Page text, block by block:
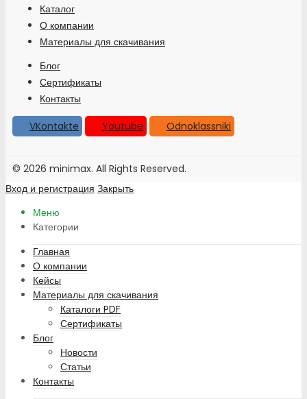
Каталог
О компании
Материалы для скачивания
Блог
Сертификаты
Контакты
VKontakte
Youtube Odnoklassniki
© 2026 minimax. All Rights Reserved.
Вход и регистрация Закрыть
Меню
Категории
Главная
О компании
Кейсы
Материалы для скачивания
Каталоги PDF
Сертификаты
Блог
Новости
Статьи
Контакты